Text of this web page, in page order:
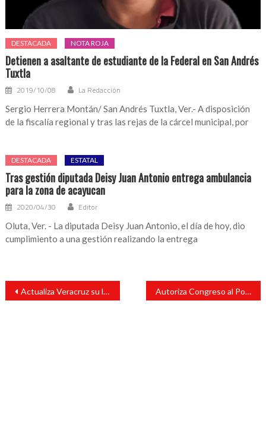
DESTACADA NOTA ROJA
Detienen a asaltante de estudiante de la Federal en San Andrés
Tuxtla
2019/10/08 La Redacción
Sergio Herrera Montán/ San Andrés Tuxtla, Ver.- A disposición
de la fiscalía regional y tras las rejas de la cárcel municipal, por
DESTACADA ESTATAL
Tras gestión diputada Deisy Juan Antonio entrega ambulancia
para la zona de acayucan
2020/04/30 Editor
Oluta, Ver. - La diputada Deisy Juan Antonio, el día de hoy, dio
cumplimiento a una gestión realizando la entrega
Navegación
entradas
Actualiza Veracruz su legislación acorde con el Plan B Autoriza Congreso al Poder Ejecutivo subasta de vehículos de Sesver